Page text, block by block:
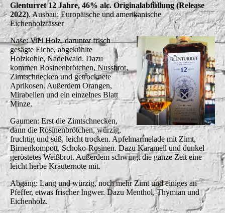
Glenturret 12 Jahre, 46% alc. Originalabfüllung (Release
2022). Ausbau: Europäische und amerikanische
Eichenholzfässer
Nase: Viel Holz, darunter frisch
gesägte Eiche, abgekühlte
Holzkohle, Nadelwald. Dazu
kommen Rosinenbrötchen, Nussbrot,
Zimtschnecken und getrocknete
Aprikosen. Außerdem Orangen,
Mirabellen und ein einzelnes Blatt
Minze.
Gaumen: Erst die Zimtschnecken,
dann die Rosinenbrötchen, würzig,
fruchtig und süß, leicht trocken. Apfelmarmelade mit Zimt,
Birnenkompott, Schoko-Rosinen. Dazu Karamell und dunkel
geröstetes Weißbrot. Außerdem schwingt die ganze Zeit eine
leicht herbe Kräuternote mit.
Abgang: Lang und würzig, noch mehr Zimt und einiges an
Pfeffer, etwas frischer Ingwer. Dazu Menthol, Thymian und
Eichenholz.